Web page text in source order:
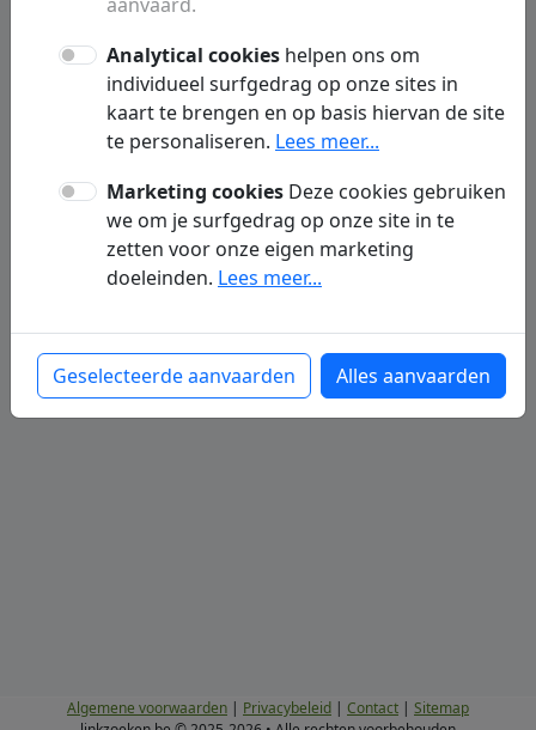
Dochterpagina's
Ontdek alle subpagina's en rubrieken.
Algemene voorwaarden | Privacybeleid | Contact | Sitemap
Analytical cookies helpen ons om
individueel surfgedrag op onze sites in
kaart te brengen en op basis hiervan de site
te personaliseren. Lees meer...
Marketing cookies Deze cookies gebruiken
we om je surfgedrag op onze site in te
zetten voor onze eigen marketing
doeleinden. Lees meer...
Geselecteerde aanvaarden Alles aanvaarden